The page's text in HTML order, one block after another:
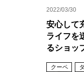
2022/03/30
安心して
ライフを
るショッ
クーペ